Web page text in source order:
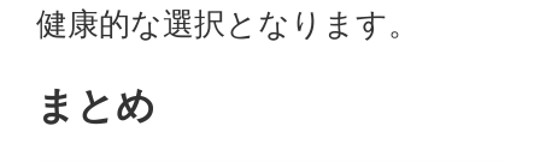
健康的な選択となります。
まとめ